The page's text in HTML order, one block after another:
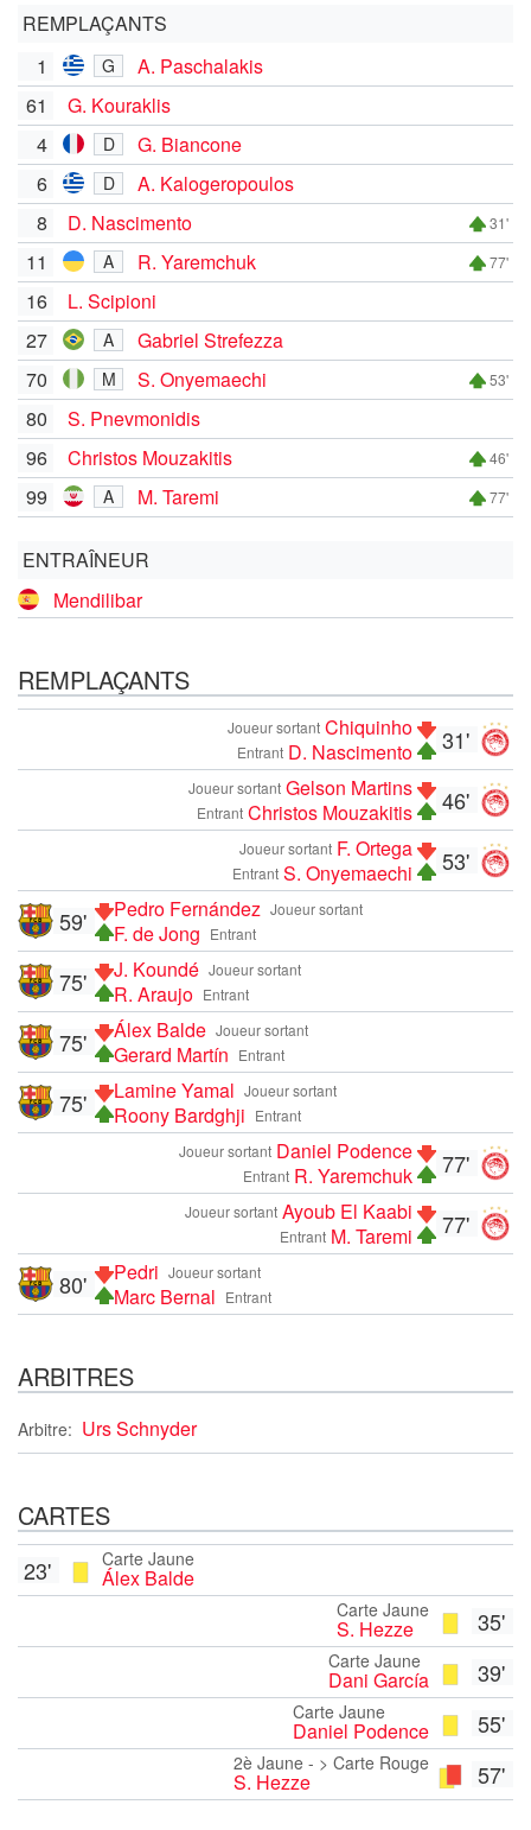
REMPLAÇANTS
1
G
A. Paschalakis
61
G. Kouraklis
4
D
G. Biancone
6
D
A. Kalogeropoulos
8
D. Nascimento 31'
11 A R. Yaremchuk 77'
16
L. Scipioni
27
A
Gabriel Strefezza
70
M S. Onyemaechi 53'
80
S. Pnevmonidis
96
Christos Mouzakitis 46'
99 A M. Taremi 77'
ENTRAÎNEUR
Mendilibar
REMPLAÇANTS
31'
Joueur sortant Chiquinho
Entrant D. Nascimento
46'
Joueur sortant Gelson Martins
Entrant Christos Mouzakitis
53'
Joueur sortant F. Ortega
Entrant S. Onyemaechi
Joueur sortant
Pedro Fernández
Entrant
F. de Jong
59'
Joueur sortant
J. Koundé
Entrant
R. Araujo
75'
Joueur sortant
Álex Balde
Entrant
Gerard Martín
75'
Joueur sortant
Lamine Yamal
Entrant
Roony Bardghji
75'
77'
Joueur sortant Daniel Podence
Entrant R. Yaremchuk
77'
Joueur sortant Ayoub El Kaabi
Entrant M. Taremi
Joueur sortant
Pedri
Entrant
Marc Bernal
80'
ARBITRES
Arbitre: Urs Schnyder
CARTES
Carte Jaune
Álex Balde
23'
35'
Carte Jaune
S. Hezze
39'
Carte Jaune
Dani García
55'
Carte Jaune
Daniel Podence
57'
2è Jaune - > Carte Rouge
S. Hezze